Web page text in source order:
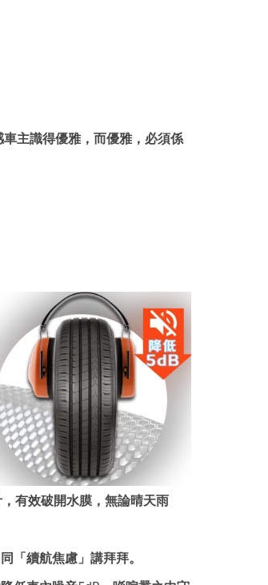
主識得優雅，而優雅，必須係
有效破開水膜，無論晴天雨
「續航焦慮」講拜拜。